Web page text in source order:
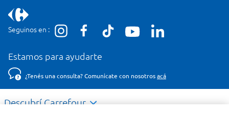
Seguinos en :
Estamos para ayudarte
¿Tenés una consulta? Comunicate con nosotros acá
Descubrí Carrefour